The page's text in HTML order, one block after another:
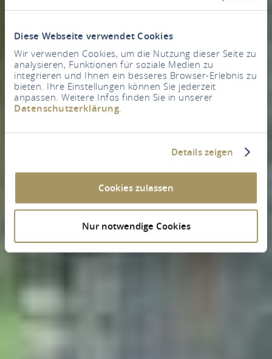
Diese Webseite verwendet Cookies
Wir verwenden Cookies, um die Nutzung dieser Seite zu
analysieren, Funktionen für soziale Medien zu
integrieren und Ihnen ein besseres Browser-Erlebnis zu
bieten. Ihre Einstellungen können Sie jederzeit
anpassen. Weitere Infos finden Sie in unserer
Datenschutzerklärung.
Details zeigen
Cookies zulassen
Nur notwendige Cookies